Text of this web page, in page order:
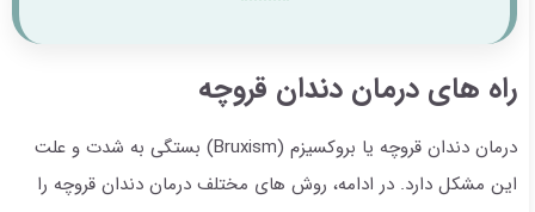
راه های درمان دندان قروچه
درمان دندان قروچه یا بروکسیزم (Bruxism) بستگی به شدت و علت
این مشکل دارد. در ادامه، روش های مختلف درمان دندان قروچه را